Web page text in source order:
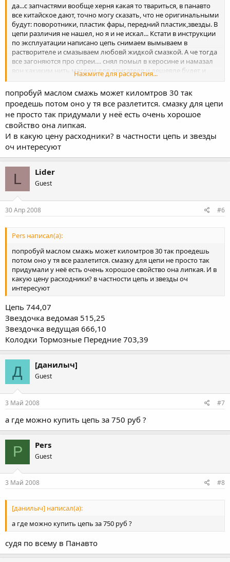
да...с запчастями вообще херня какая то твариться, в панавто
все китайское дают, точно могу сказать, что не оригинальными
будут: поворотники, пластик фары, передний пластик,звезды. В
цепи различия не нашел, но я и не искал... Кстати в инструкции
по эксплуатации написано цепь снимаем вымываем в
растворителе и смазываем любовй жидкой смазкой. А че тогда
все загоняются про спреи.... снял помыл в керосине и намазал
вон какиким нить маслом для двигателя и дешевле будет и
случще потому что смазывать хоть каждый день можно -
нежалко потому что стоит не дорого...
Нажмите для раскрытия...
попробуй маслом смажь может киломтров 30 так
проедешь потом оно у тя все разлетится. смазку для цепи
не просто так придумали у неё есть очень хорошое
свойство она липкая.
И в какую цену расходники? в частности цепь и звезды
оч интересуют
L Lider
Guest
30 Апр 2008 #6
Pers написал(а):
попробуй маслом смажь может киломтров 30 так проедешь
потом оно у тя все разлетится. смазку для цепи не просто так
придумали у неё есть очень хорошое свойство она липкая. И в
какую цену расходники? в частности цепь и звезды оч
интересуют
Цепь 744,07
Звездочка ведомая 515,25
Звездочка ведущая 666,10
Колодки Тормозные Передние 703,39
Д [данилыч]
Guest
3 Май 2008 #7
а где можно купить цепь за 750 руб ?
P Pers
Guest
3 Май 2008 #8
[данилыч] написал(а):
а где можно купить цепь за 750 руб ?
судя по всему в Панавто